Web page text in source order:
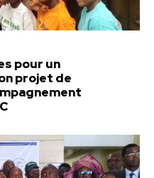
pour un
projet de